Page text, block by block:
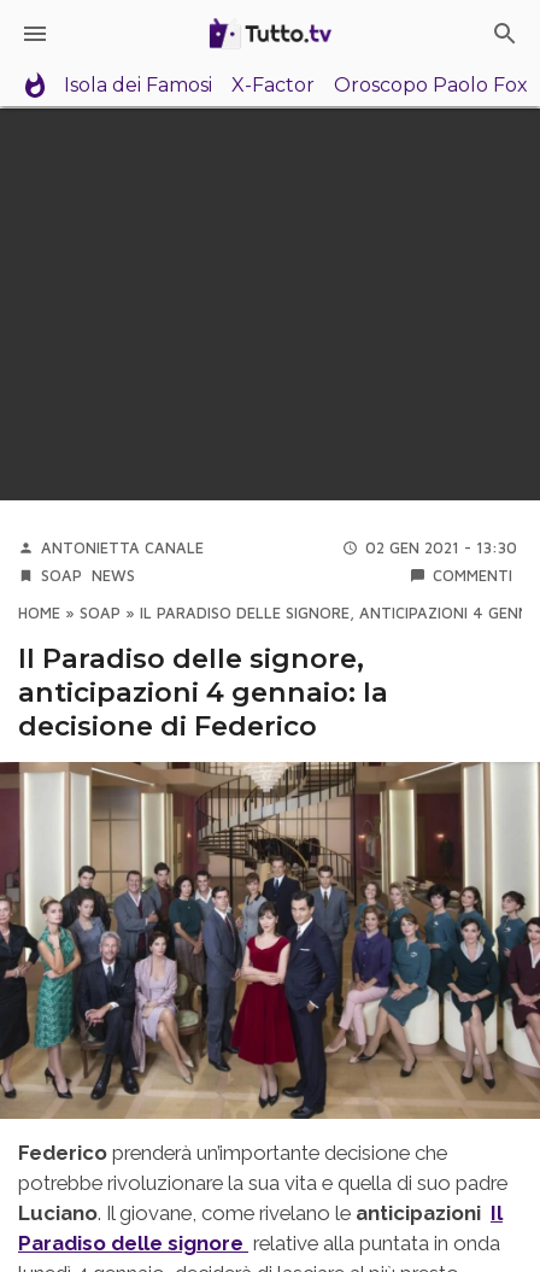
Isola dei Famosi X-Factor Oroscopo Paolo Fox
ANTONIETTA CANALE
02 GEN 2021 - 13:30
SOAP
NEWS COMMENTI
HOME » SOAP » IL PARADISO DELLE SIGNORE, ANTICIPAZIONI 4
Il Paradiso delle signore,
anticipazioni 4 gennaio: la
decisione di Federico
Federico prenderà un’importante decisione che
potrebbe rivoluzionare la sua vita e quella di suo padre
Luciano. Il giovane, come rivelano le anticipazioni Il
Paradiso delle signore relative alla puntata in onda